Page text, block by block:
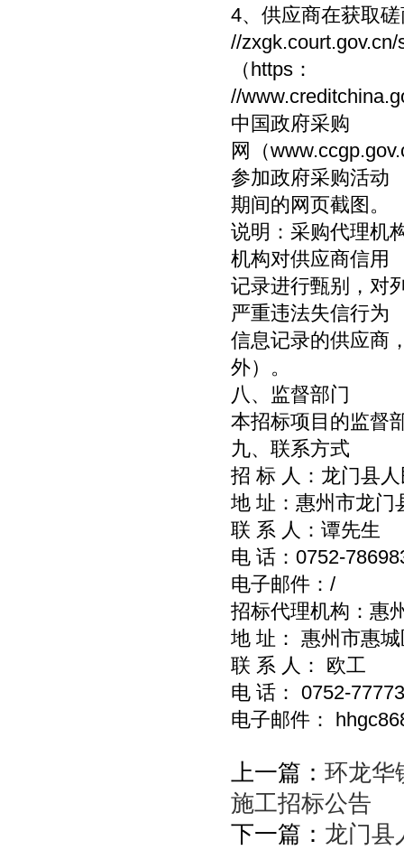
4、供应商在获取
//zxgk.court.gov.cn/
（https：
//
中国政府采购
网（
参加政府采购活动
期间的网页截图。
说明：采购代理机
机构对供应商信用
记录进行甄别，对
严重违法失信行为
信息记录的供应商
外）。
八、监督部门
本招标项目的监督
九、联系方式
招 标 人：龙门县
地 址：惠州市龙门
联 系 人：谭先生
电 话：0752-
电子邮件：/
招标代理机构：惠
地 址： 惠州市惠
联 系 人： 欧工
电 话： 0752-
电子邮件：
上一篇： 环龙华
施工招标公告
下一篇： 龙门县